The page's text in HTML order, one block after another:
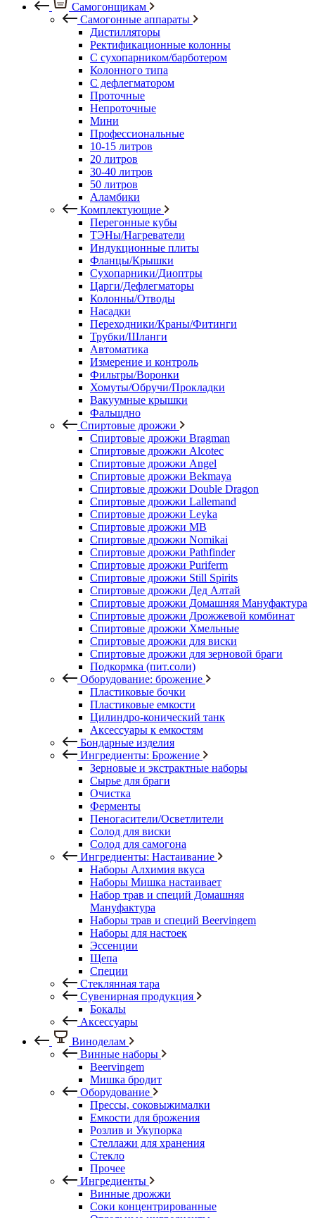
Самогонщикам
Самогонные аппараты
Дистилляторы
Ректификационные колонны
С сухопарником/барботером
Колонного типа
С дефлегматором
Проточные
Непроточные
Мини
Профессиональные
10-15 литров
20 литров
30-40 литров
50 литров
Аламбики
Комплектующие
Перегонные кубы
ТЭНы/Нагреватели
Индукционные плиты
Фланцы/Крышки
Сухопарники/Диоптры
Царги/Дефлегматоры
Колонны/Отводы
Насадки
Переходники/Краны/Фитинги
Трубки/Шланги
Автоматика
Измерение и контроль
Фильтры/Воронки
Хомуты/Обручи/Прокладки
Вакуумные крышки
Фальшдно
Спиртовые дрожжи
Спиртовые дрожжи Bragman
Спиртовые дрожжи Alcotec
Спиртовые дрожжи Angel
Спиртовые дрожжи Bekmaya
Спиртовые дрожжи Double Dragon
Спиртовые дрожжи Lallemand
Спиртовые дрожжи Leyka
Спиртовые дрожжи MB
Спиртовые дрожжи Nomikai
Спиртовые дрожжи Pathfinder
Спиртовые дрожжи Puriferm
Спиртовые дрожжи Still Spirits
Спиртовые дрожжи Дед Алтай
Спиртовые дрожжи Домашняя Мануфактура
Спиртовые дрожжи Дрожжевой комбинат
Спиртовые дрожжи Хмельные
Спиртовые дрожжи для виски
Спиртовые дрожжи для зерновой браги
Подкормка (пит.соли)
Оборудование: брожение
Пластиковые бочки
Пластиковые емкости
Цилиндро-конический танк
Аксессуары к емкостям
Бондарные изделия
Ингредиенты: Брожение
Зерновые и экстрактные наборы
Сырье для браги
Очистка
Ферменты
Пеногасители/Осветлители
Солод для виски
Солод для самогона
Ингредиенты: Настаивание
Наборы Алхимия вкуса
Наборы Мишка настаивает
Набор трав и специй Домашняя
Мануфактура
Наборы трав и специй Beervingem
Наборы для настоек
Эссенции
Щепа
Специи
Стеклянная тара
Сувенирная продукция
Бокалы
Аксессуары
Виноделам
Винные наборы
Beervingem
Мишка бродит
Оборудование
Прессы, соковыжималки
Емкости для брожения
Розлив и Укупорка
Стеллажи для хранения
Стекло
Прочее
Ингредиенты
Винные дрожжи
Соки концентрированные